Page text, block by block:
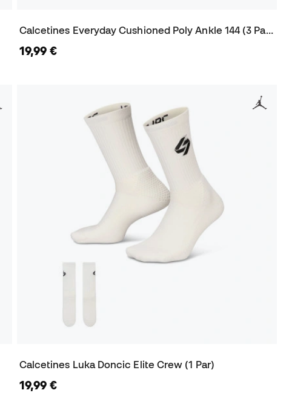
Calcetines Everyday Cushioned Poly Ankle 144 (3 Pares)
19,99 €
Calcetines Luka Doncic Elite Crew (1 Par)
19,99 €